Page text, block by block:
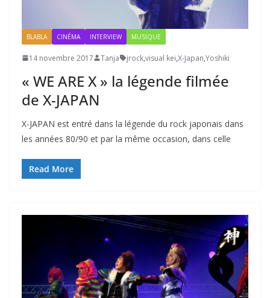
BLABLA CINÉMA INTERVIEW MUSIQUE
14 novembre 2017 Tanja jrock,visual kei,X-Japan,Yoshiki
« WE ARE X » la légende filmée
de X-JAPAN
X-JAPAN est entré dans la légende du rock japonais dans
les années 80/90 et par la même occasion, dans celle
Read More